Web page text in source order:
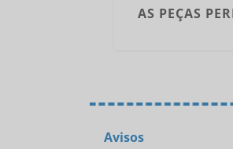
AS PEÇAS
Avisos